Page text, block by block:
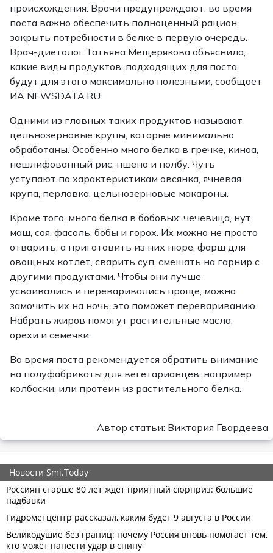
происхождения. Врачи предупреждают: во время
поста важно обеспечить полноценный рацион,
закрыть потребности в белке в первую очередь.
Врач-диетолог Татьяна Мещерякова объяснила,
какие виды продуктов, подходящих для поста,
будут для этого максимально полезными, сообщает
ИА NEWSDATA.RU.
Одними из главных таких продуктов называют
цельнозерновые крупы, которые минимально
обработаны. Особенно много белка в гречке, киноа,
нешлифованный рис, пшено и полбу. Чуть
уступают по характеристикам овсянка, ячневая
крупа, перловка, цельнозерновые макароны.
Кроме того, много белка в бобовых: чечевица, нут,
маш, соя, фасоль, бобы и горох. Их можно не просто
отварить, а приготовить из них пюре, фарш для
овощных котлет, сварить суп, смешать на гарнир с
другими продуктами. Чтобы они лучше
усваивались и переваривались проще, можно
замочить их на ночь, это поможет перевариванию.
Набрать жиров помогут растительные масла,
орехи и семечки.
Во время поста рекомендуется обратить внимание
на полуфабрикаты для вегетарианцев, например
колбаски, или протеин из растительного белка.
Автор статьи: Виктория Гвардеева